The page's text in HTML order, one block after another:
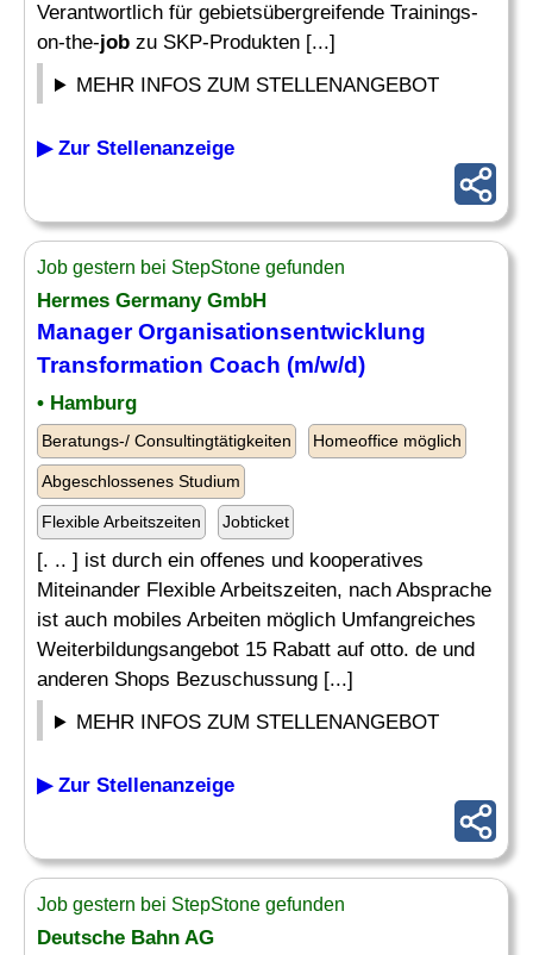
Verantwortlich für gebietsübergreifende Trainings-
on-the-job zu SKP-Produkten [...]
MEHR INFOS ZUM STELLENANGEBOT
▶ Zur Stellenanzeige
Job gestern bei StepStone gefunden
Hermes Germany GmbH
Manager Organisationsentwicklung
Transformation Coach (m/w/d)
• Hamburg
Beratungs-/ Consultingtätigkeiten Homeoffice möglich
Abgeschlossenes Studium
Flexible Arbeitszeiten Jobticket
[. .. ] ist durch ein offenes und kooperatives
Miteinander Flexible Arbeitszeiten, nach Absprache
ist auch mobiles Arbeiten möglich Umfangreiches
Weiterbildungsangebot 15 Rabatt auf otto. de und
anderen Shops Bezuschussung [...]
MEHR INFOS ZUM STELLENANGEBOT
▶ Zur Stellenanzeige
Job gestern bei StepStone gefunden
Deutsche Bahn AG